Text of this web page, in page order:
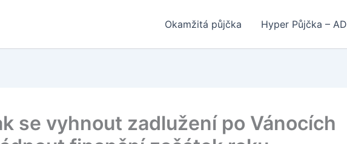
Okamžitá půjčka Hyper Půjčka – AD
se vyhnout zadlužení po Vánocích